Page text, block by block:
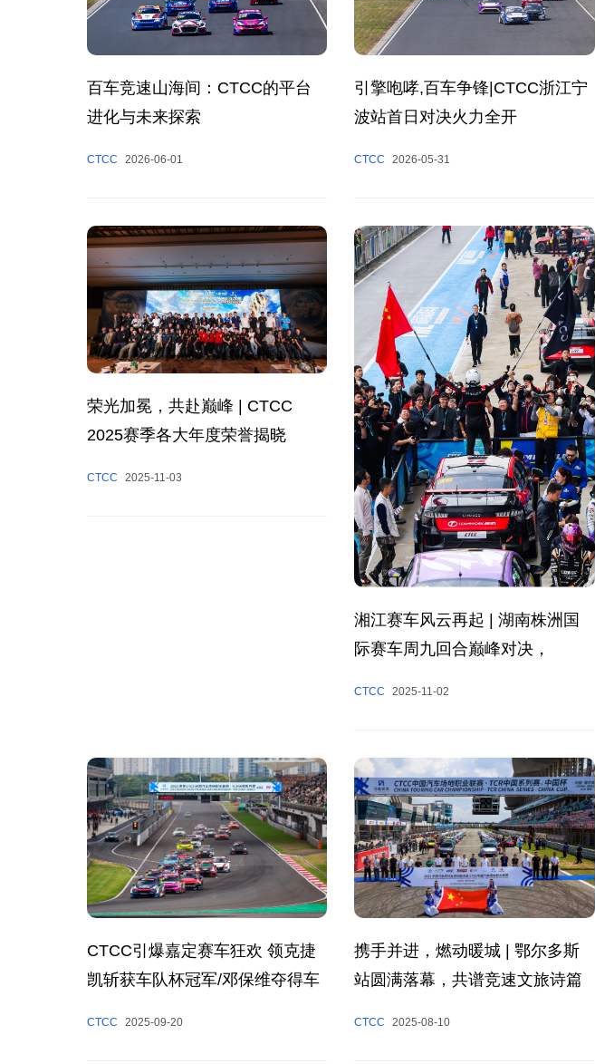
百车竞速山海间：CTCC的平台
进化与未来探索
CTCC 2026-06-01
引擎咆哮,百车争锋|CTCC浙江宁
波站首日对决火力全开
CTCC 2026-05-31
荣光加冕，共赴巅峰 | CTCC
2025赛季各大年度荣誉揭晓
CTCC 2025-11-03
湘江赛车风云再起 | 湖南株洲国
际赛车周九回合巅峰对决，
CTCC 2025-11-02
CTCC引爆嘉定赛车狂欢 领克捷
凯斩获车队杯冠军/邓保维夺得车
CTCC 2025-09-20
携手并进，燃动暖城 | 鄂尔多斯
站圆满落幕，共谱竞速文旅诗篇
CTCC 2025-08-10